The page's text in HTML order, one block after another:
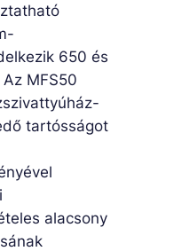
650 és
MFS50
tartósságot
alacsony